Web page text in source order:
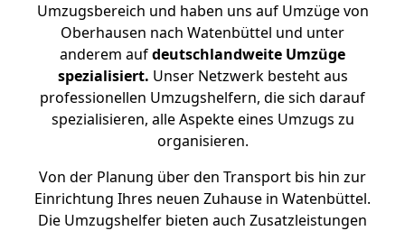
Umzugsbereich und haben uns auf Umzüge von
Oberhausen nach Watenbüttel und unter
anderem aufdeutschlandweite Umzüge
spezialisiert. Unser Netzwerk besteht aus
professionellen Umzugshelfern, die sich darauf
spezialisieren, alle Aspekte eines Umzugs zu
organisieren.
Von der Planung über den Transport bis hin zur
Einrichtung Ihres neuen Zuhause in Watenbüttel.
Die Umzugshelfer bieten auch Zusatzleistungen